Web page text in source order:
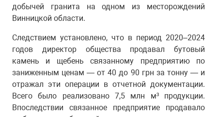
добычей гранита на одном из месторождений
Винницкой области.
Следствием установлено, что в период 2020–2024
годов директор общества продавал бутовый
камень и щебень связанному предприятию по
заниженным ценам — от 40 до 90 грн за тонну — и
отражал эти операции в отчетной документации.
Всего было реализовано 7,5 млн м³ продукции.
Впоследствии связанное предприятие продавало